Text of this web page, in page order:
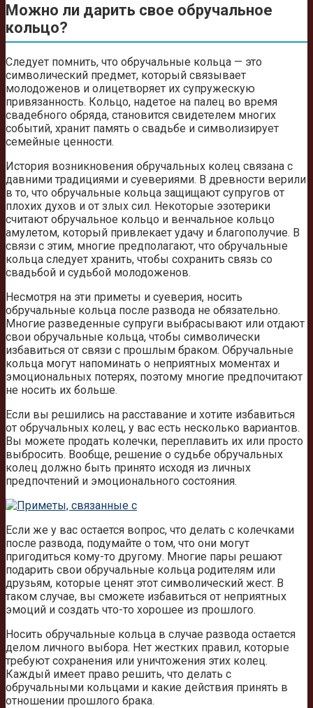
Можно ли дарить свое обручальное
кольцо?
Следует помнить, что обручальные кольца — это
символический предмет, который связывает
молодоженов и олицетворяет их супружескую
привязанность. Кольцо, надетое на палец во время
свадебного обряда, становится свидетелем многих
событий, хранит память о свадьбе и символизирует
семейные ценности.
История возникновения обручальных колец связана с
давними традициями и суевериями. В древности верили
в то, что обручальные кольца защищают супругов от
плохих духов и от злых сил. Некоторые эзотерики
считают обручальное кольцо и венчальное кольцо
амулетом, который привлекает удачу и благополучие. В
связи с этим, многие предполагают, что обручальные
кольца следует хранить, чтобы сохранить связь со
свадьбой и судьбой молодоженов.
Несмотря на эти приметы и суеверия, носить
обручальные кольца после развода не обязательно.
Многие разведенные супруги выбрасывают или отдают
свои обручальные кольца, чтобы символически
избавиться от связи с прошлым браком. Обручальные
кольца могут напоминать о неприятных моментах и
эмоциональных потерях, поэтому многие предпочитают
не носить их больше.
Если вы решились на расставание и хотите избавиться
от обручальных колец, у вас есть несколько вариантов.
Вы можете продать колечки, переплавить их или просто
выбросить. Вообще, решение о судьбе обручальных
колец должно быть принято исходя из личных
предпочтений и эмоционального состояния.
Если же у вас остается вопрос, что делать с колечками
после развода, подумайте о том, что они могут
пригодиться кому-то другому. Многие пары решают
подарить свои обручальные кольца родителям или
друзьям, которые ценят этот символический жест. В
таком случае, вы сможете избавиться от неприятных
эмоций и создать что-то хорошее из прошлого.
Носить обручальные кольца в случае развода остается
делом личного выбора. Нет жестких правил, которые
требуют сохранения или уничтожения этих колец.
Каждый имеет право решить, что делать с
обручальными кольцами и какие действия принять в
отношении прошлого брака.